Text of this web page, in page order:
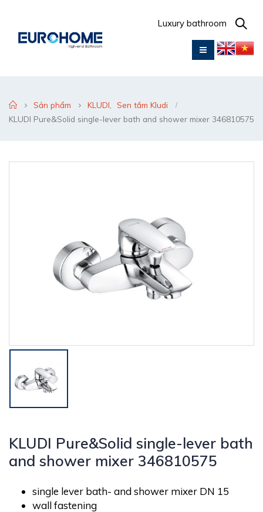
Luxury bathroom
Sản phẩm KLUDI
Sen tắm Kludi
KLUDI Pure&Solid single-lever bath and shower mixer 346810575
KLUDI Pure&Solid single-lever bath
and shower mixer 346810575
single lever bath- and shower mixer DN 15
wall fastening